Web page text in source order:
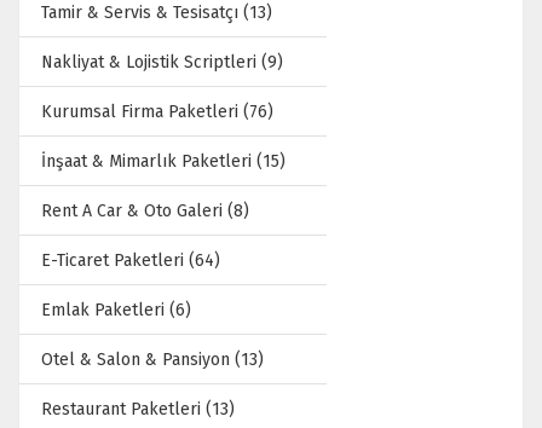
Tamir & Servis & Tesisatçı (13)
Nakliyat & Lojistik Scriptleri (9)
Kurumsal Firma Paketleri (76)
İnşaat & Mimarlık Paketleri (15)
Rent A Car & Oto Galeri (8)
E-Ticaret Paketleri (64)
Emlak Paketleri (6)
Otel & Salon & Pansiyon (13)
Restaurant Paketleri (13)